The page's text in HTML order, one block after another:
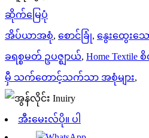
ဆိုက်မြေပုံ
အိပ်ယာအစုံ, စောင်ခြုံ, နွေးထွေးသ
ခရစ္စမတ် ဥပဇ္ဈာယ်, Home
မှီ သက်တောင့်သက်သာ အစုံများ,
အီးမေးလ်ပို။ ပါ